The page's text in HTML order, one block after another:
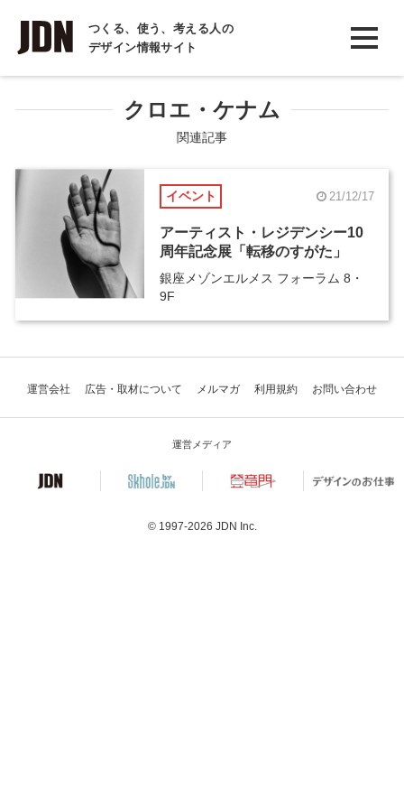
つくる、使う、考える人の
デザイン情報サイト
INTERVIEW
インタビュー
REPORT
COLUMN
コラム
クロエ・ケナム
関連記事
イベント 21/12/17
アーティスト・レジデンシー10
周年記念展「転移のすがた」
銀座メゾンエルメス フォーラム 8・
9F
運営会社 広告・取材について メルマガ 利用規約 お問い合わせ
運営メディア
© 1997-2026 JDN Inc.